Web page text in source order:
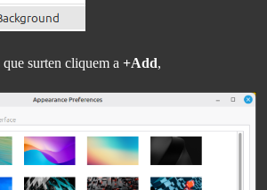
surten cliquem a +Add,